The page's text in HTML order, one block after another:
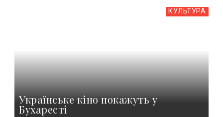
КУЛЬТУРА
Українське кіно покажуть у
Бухаресті